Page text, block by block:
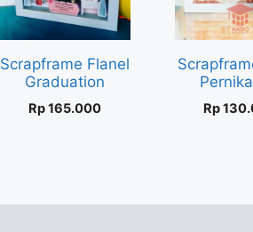
Scrapframe Flanel
Graduation
Rp165.000 Rp